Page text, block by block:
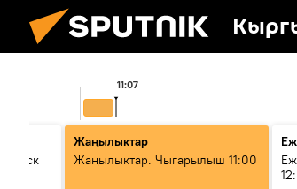
11:07
Жаңылыктар
Жаңылыктар. Чыгарылыш 11:00